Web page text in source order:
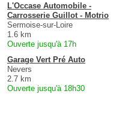
L'Occase Automobile -
Carrosserie Guillot - Motrio
Sermoise-sur-Loire
1.6 km
Ouverte jusqu'à 17h
Garage Vert Pré Auto
Nevers
2.7 km
Ouverte jusqu'à 18h30